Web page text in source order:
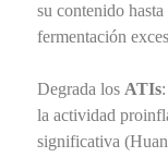
su contenido
fermentación
Degrada los ATIs
la actividad
significativa